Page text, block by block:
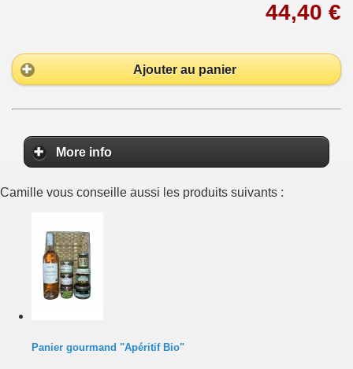
44,40 €
Ajouter au panier
More info
Camille vous conseille aussi les produits suivants :
Panier gourmand "Apéritif Bio"